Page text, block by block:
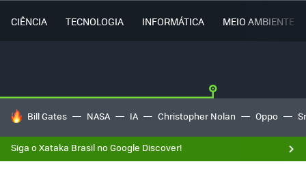
CIÊNCIA TECNOLOGIA INFORMÁTICA MEIO AMBIENTE
TENDÊNCIAS DO DIA
Bill Gates NASA IA Christopher Nolan Oppo
Siga o Xataka Brasil no Google Discover!